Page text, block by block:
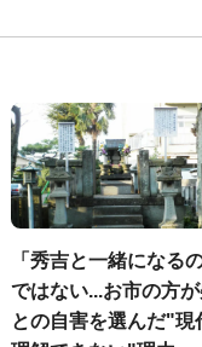
「秀吉と一緒になる
ではない...お市の方
との自害を選んだ"現